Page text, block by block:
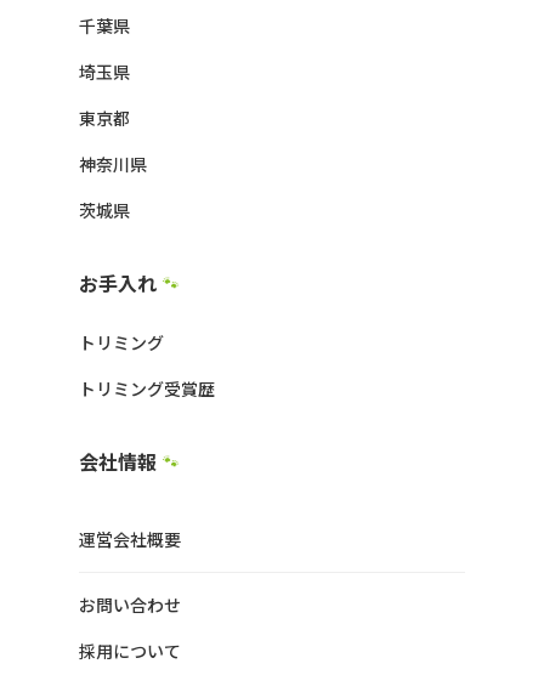
千葉県
埼玉県
東京都
神奈川県
茨城県
お手入れ 🐾
トリミング
トリミング受賞歴
会社情報 🐾
運営会社概要
お問い合わせ
採用について